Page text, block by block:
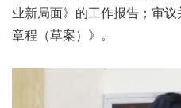
业新局面》的工作报告；审
章程（草案）》。